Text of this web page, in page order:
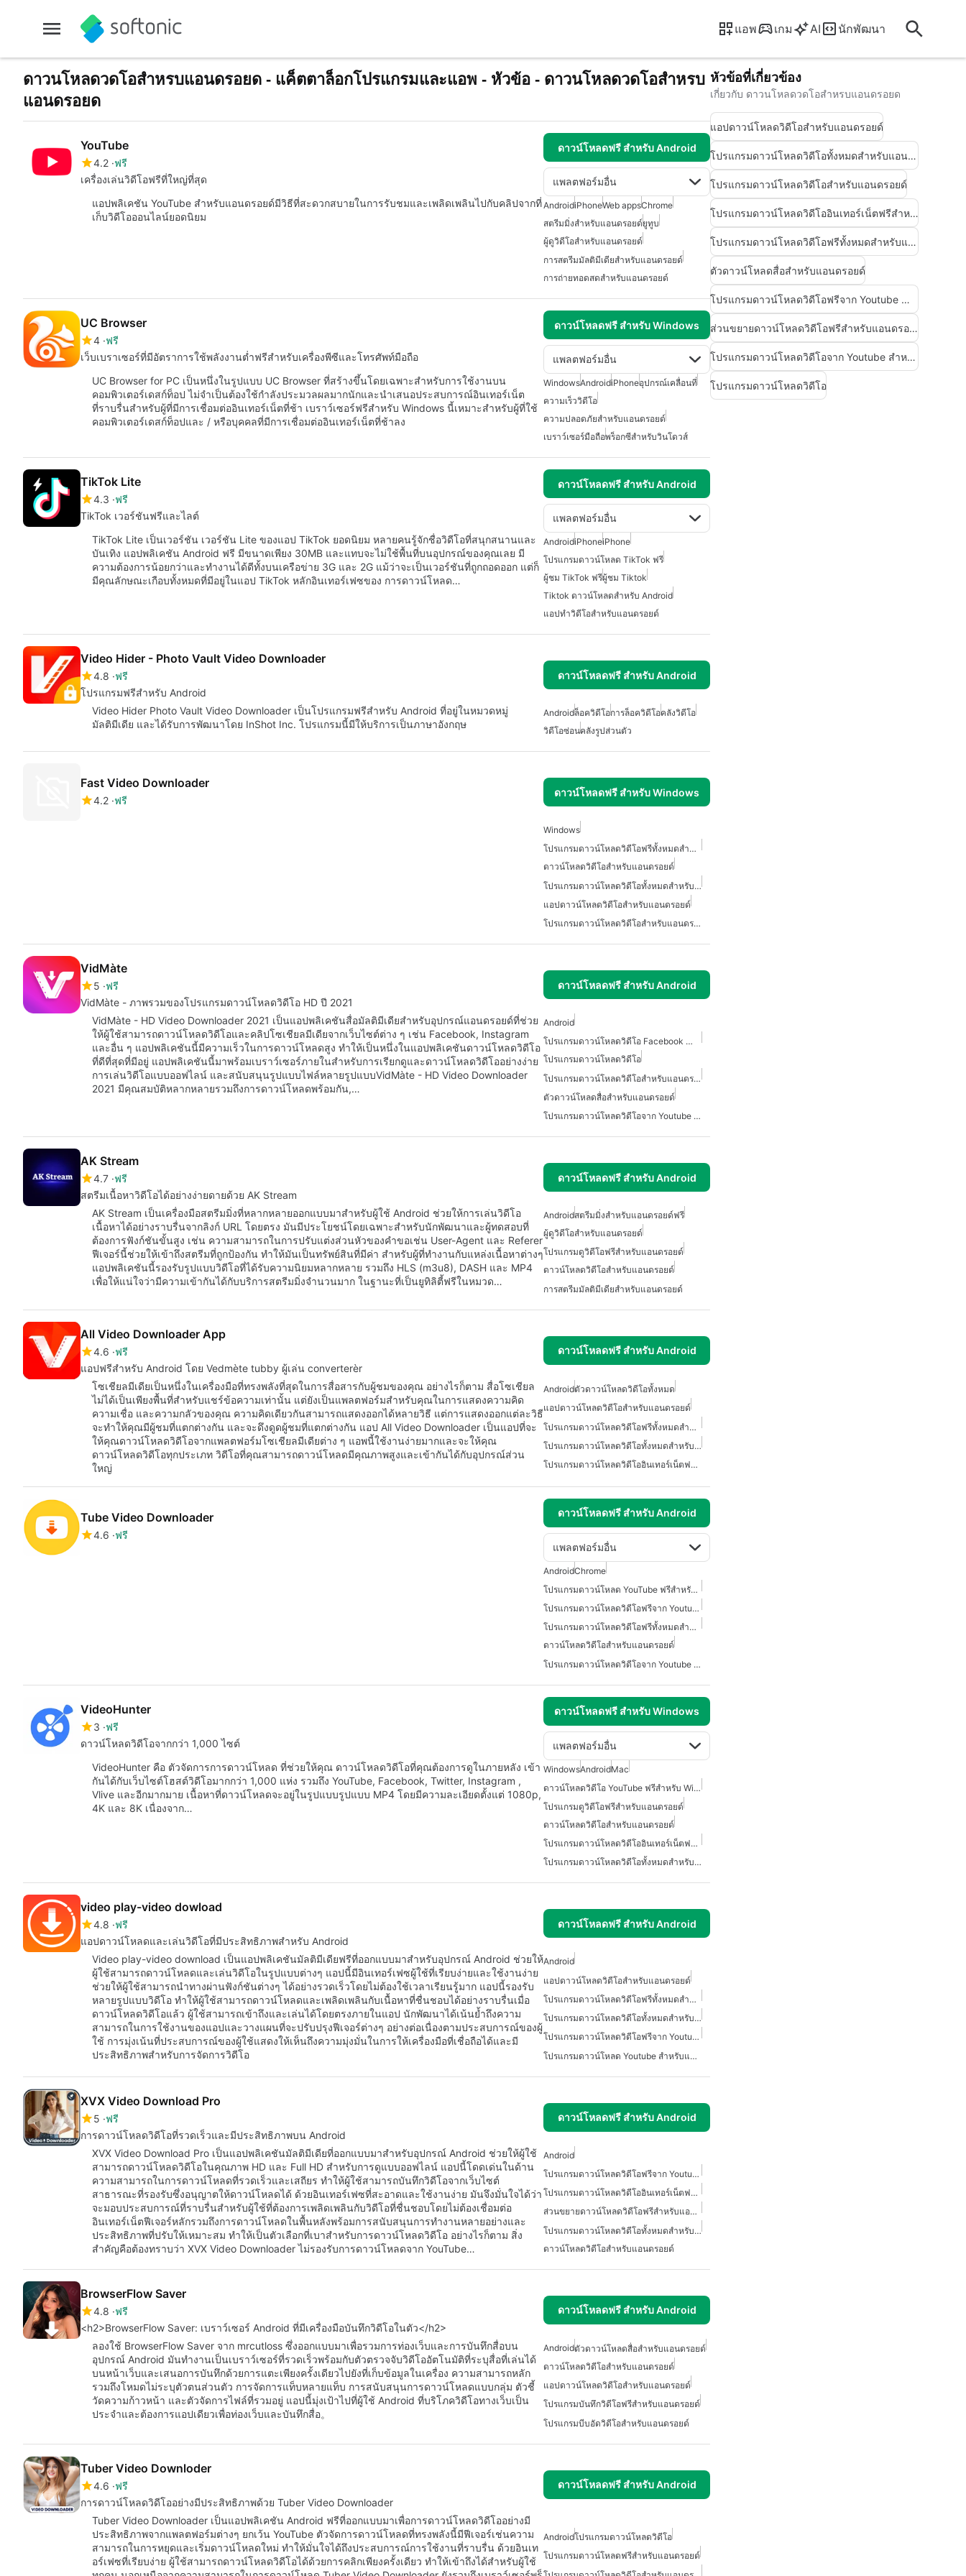
แอพ เกม AI นักพัฒนา
ดาวนโหลดวดโอสำหรบแอนดรอยด - แค็ตตาล็อกโปรแกรมและแอพ - หัวข้อ - ดาวนโหลดวดโอสำหรบ
แอนดรอยด
YouTube
4.2 ฟรี
เครื่องเล่นวิดีโอฟรีที่ใหญ่ที่สุด
ดาวน์โหลดฟรี สำหรับ Android
แพลตฟอร์มอื่น
แอปพลิเคชัน YouTube สำหรับแอนดรอยด์มีวิธีที่สะดวกสบายในการรับชมและเพลิดเพลินไปกับคลิปจากที่
เก็บวิดีโอออนไลน์ยอดนิยม
AndroidiPhoneWeb appsChrome
สตรีมมิ่งสำหรับแอนดรอยด์ยูทูบ
ผู้ดูวิดีโอสำหรับแอนดรอยด์
การสตรีมมัลติมีเดียสำหรับแอนดรอยด์
การถ่ายทอดสดสำหรับแอนดรอยด์
UC Browser
4 ฟรี
เว็บเบราเซอร์ที่มีอัตราการใช้พลังงานต่ำฟรีสำหรับเครื่องพีซีและโทรศัพท์มือถือ
ดาวน์โหลดฟรี สำหรับ Windows
แพลตฟอร์มอื่น
UC Browser for PC เป็นหนึ่งในรูปแบบ UC Browser ที่สร้างขึ้นโดยเฉพาะสำหรับการใช้งานบน
คอมพิวเตอร์เดสก์ท็อป ไม่จำเป็นต้องใช้กำลังประมวลผลมากนักและนำเสนอประสบการณ์อินเทอร์เน็ต
ที่ราบรื่นสำหรับผู้ที่มีการเชื่อมต่ออินเทอร์เน็ตที่ช้า เบราว์เซอร์ฟรีสำหรับ Windows นี้เหมาะสำหรับผู้ที่ใช้
คอมพิวเตอร์เดสก์ท็อปและ / หรือบุคคลที่มีการเชื่อมต่ออินเทอร์เน็ตที่ช้าลง
WindowsAndroidiPhoneอุปกรณ์เคลื่อนที่
ความเร็ววิดีโอ
ความปลอดภัยสำหรับแอนดรอยด์
เบราว์เซอร์มือถือพร็อกซีสำหรับวินโดวส์
TikTok Lite
4.3 ฟรี
TikTok เวอร์ชันฟรีและไลต์
ดาวน์โหลดฟรี สำหรับ Android
แพลตฟอร์มอื่น
TikTok Lite เป็นเวอร์ชัน เวอร์ชัน Lite ของแอป TikTok ยอดนิยม หลายคนรู้จักชื่อวิดีโอที่สนุกสนานและ
บันเทิง แอปพลิเคชัน Android ฟรี มีขนาดเพียง 30MB และแทบจะไม่ใช้พื้นที่บนอุปกรณ์ของคุณเลย มี
ความต้องการน้อยกว่าและทำงานได้ดีทั้งบนเครือข่าย 3G และ 2G แม้ว่าจะเป็นเวอร์ชันที่ถูกถอดออก แต่ก็
มีคุณลักษณะเกือบทั้งหมดที่มีอยู่ในแอป TikTok หลักอินเทอร์เฟซของ การดาวน์โหลด…
AndroidiPhoneiPhone
โปรแกรมดาวน์โหลด TikTok ฟรี
ผู้ชม TikTok ฟรีผู้ชม Tiktok
Tiktok ดาวน์โหลดสำหรับ Android
แอปทำวิดีโอสำหรับแอนดรอยด์
Video Hider - Photo Vault Video Downloader
4.8 ฟรี
โปรแกรมฟรีสำหรับ Android
ดาวน์โหลดฟรี สำหรับ Android
Video Hider Photo Vault Video Downloader เป็นโปรแกรมฟรีสำหรับ Android ที่อยู่ในหมวดหมู่
มัลติมีเดีย และได้รับการพัฒนาโดย InShot Inc. โปรแกรมนี้มีให้บริการเป็นภาษาอังกฤษ
Androidล็อควิดีโอการล็อควิดีโอคลังวิดีโอ
วิดีโอซ่อนคลังรูปส่วนตัว
Fast Video Downloader
4.2 ฟรี
ดาวน์โหลดฟรี สำหรับ Windows
Windows
โปรแกรมดาวน์โหลดวิดีโอฟรีทั้งหมดสำหรับแอนดรอยด์
ดาวน์โหลดวิดีโอสำหรับแอนดรอยด์
โปรแกรมดาวน์โหลดวิดีโอทั้งหมดสำหรับแอนดรอยด์
แอปดาวน์โหลดวิดีโอสำหรับแอนดรอยด์
โปรแกรมดาวน์โหลดวิดีโอสำหรับแอนดรอยด์
VidMàte
5 ฟรี
VidMàte - ภาพรวมของโปรแกรมดาวน์โหลดวิดีโอ HD ปี 2021
ดาวน์โหลดฟรี สำหรับ Android
VidMàte - HD Video Downloader 2021 เป็นแอปพลิเคชันสื่อมัลติมีเดียสำหรับอุปกรณ์แอนดรอยด์ที่ช่วย
ให้ผู้ใช้สามารถดาวน์โหลดวิดีโอและคลิปโซเชียลมีเดียจากเว็บไซต์ต่าง ๆ เช่น Facebook, Instagram
และอื่น ๆ แอปพลิเคชันนี้มีความเร็วในการดาวน์โหลดสูง ทำให้เป็นหนึ่งในแอปพลิเคชันดาวน์โหลดวิดีโอ
ที่ดีที่สุดที่มีอยู่ แอปพลิเคชันนี้มาพร้อมเบราว์เซอร์ภายในสำหรับการเรียกดูและดาวน์โหลดวิดีโออย่างง่าย
การเล่นวิดีโอแบบออฟไลน์ และสนับสนุนรูปแบบไฟล์หลายรูปแบบVidMàte - HD Video Downloader
2021 มีคุณสมบัติหลากหลายรวมถึงการดาวน์โหลดพร้อมกัน,…
Android
โปรแกรมดาวน์โหลดวิดีโอ Facebook สำหรับ Android
โปรแกรมดาวน์โหลดวิดีโอ
โปรแกรมดาวน์โหลดวิดีโอสำหรับแอนดรอยด์
ตัวดาวน์โหลดสื่อสำหรับแอนดรอยด์
โปรแกรมดาวน์โหลดวิดีโอจาก Youtube สำหรับแอนดรอยด์
AK Stream
4.7 ฟรี
สตรีมเนื้อหาวิดีโอได้อย่างง่ายดายด้วย AK Stream
ดาวน์โหลดฟรี สำหรับ Android
AK Stream เป็นเครื่องมือสตรีมมิ่งที่หลากหลายออกแบบมาสำหรับผู้ใช้ Android ช่วยให้การเล่นวิดีโอ
เนื้อหาได้อย่างราบรื่นจากลิงก์ URL โดยตรง มันมีประโยชน์โดยเฉพาะสำหรับนักพัฒนาและผู้ทดสอบที่
ต้องการฟังก์ชันขั้นสูง เช่น ความสามารถในการปรับแต่งส่วนหัวของคำขอเช่น User-Agent และ Referer
ฟีเจอร์นี้ช่วยให้เข้าถึงสตรีมที่ถูกป้องกัน ทำให้มันเป็นทรัพย์สินที่มีค่า สำหรับผู้ที่ทำงานกับแหล่งเนื้อหาต่างๆ
แอปพลิเคชันนี้รองรับรูปแบบวิดีโอที่ได้รับความนิยมหลากหลาย รวมถึง HLS (m3u8), DASH และ MP4
เพื่อให้แน่ใจว่ามีความเข้ากันได้กับบริการสตรีมมิ่งจำนวนมาก ในฐานะที่เป็นยูทิลิตี้ฟรีในหมวด…
Androidสตรีมมิ่งสำหรับแอนดรอยด์ฟรี
ผู้ดูวิดีโอสำหรับแอนดรอยด์
โปรแกรมดูวิดีโอฟรีสำหรับแอนดรอยด์
ดาวน์โหลดวิดีโอสำหรับแอนดรอยด์
การสตรีมมัลติมีเดียสำหรับแอนดรอยด์
All Video Downloader App
4.6 ฟรี
แอปฟรีสำหรับ Android โดย Vedmète tubby ผู้เล่น converterèr
ดาวน์โหลดฟรี สำหรับ Android
โซเชียลมีเดียเป็นหนึ่งในเครื่องมือที่ทรงพลังที่สุดในการสื่อสารกับผู้ชมของคุณ อย่างไรก็ตาม สื่อโซเชียล
ไม่ได้เป็นเพียงพื้นที่สำหรับแชร์ข้อความเท่านั้น แต่ยังเป็นแพลตฟอร์มสำหรับคุณในการแสดงความคิด
ความเชื่อ และความกลัวของคุณ ความคิดเดียวกันสามารถแสดงออกได้หลายวิธี แต่การแสดงออกแต่ละวิธี
จะทำให้คุณมีผู้ชมที่แตกต่างกัน และจะดึงดูดผู้ชมที่แตกต่างกัน แอป All Video Downloader เป็นแอปที่จะ
ให้คุณดาวน์โหลดวิดีโอจากแพลตฟอร์มโซเชียลมีเดียต่าง ๆ แอพนี้ใช้งานง่ายมากและจะให้คุณ
ดาวน์โหลดวิดีโอทุกประเภท วิดีโอที่คุณสามารถดาวน์โหลดมีคุณภาพสูงและเข้ากันได้กับอุปกรณ์ส่วน
ใหญ่
Androidตัวดาวน์โหลดวิดีโอทั้งหมด
แอปดาวน์โหลดวิดีโอสำหรับแอนดรอยด์
โปรแกรมดาวน์โหลดวิดีโอฟรีทั้งหมดสำหรับแอนดรอยด์
โปรแกรมดาวน์โหลดวิดีโอทั้งหมดสำหรับแอนดรอยด์
โปรแกรมดาวน์โหลดวิดีโออินเทอร์เน็ตฟรีสำหรับแอนดรอยด์
Tube Video Downloader
4.6 ฟรี
ดาวน์โหลดฟรี สำหรับ Android
แพลตฟอร์มอื่น
AndroidChrome
โปรแกรมดาวน์โหลด YouTube ฟรีสำหรับ Android
โปรแกรมดาวน์โหลดวิดีโอฟรีจาก Youtube สำหรับแอนดรอยด์
โปรแกรมดาวน์โหลดวิดีโอฟรีทั้งหมดสำหรับแอนดรอยด์
ดาวน์โหลดวิดีโอสำหรับแอนดรอยด์
โปรแกรมดาวน์โหลดวิดีโอจาก Youtube สำหรับแอนดรอยด์
VideoHunter
3 ฟรี
ดาวน์โหลดวิดีโอจากกว่า 1,000 ไซต์
ดาวน์โหลดฟรี สำหรับ Windows
แพลตฟอร์มอื่น
VideoHunter คือ ตัวจัดการการดาวน์โหลด ที่ช่วยให้คุณ ดาวน์โหลดวิดีโอที่คุณต้องการดูในภายหลัง เข้า
กันได้กับเว็บไซต์โฮสต์วิดีโอมากกว่า 1,000 แห่ง รวมถึง YouTube, Facebook, Twitter, Instagram ,
Vlive และอีกมากมาย เนื้อหาที่ดาวน์โหลดจะอยู่ในรูปแบบรูปแบบ MP4 โดยมีความละเอียดตั้งแต่ 1080p,
4K และ 8K เนื่องจาก…
WindowsAndroidMac
ดาวน์โหลดวิดีโอ YouTube ฟรีสำหรับ Windows 10
โปรแกรมดูวิดีโอฟรีสำหรับแอนดรอยด์
ดาวน์โหลดวิดีโอสำหรับแอนดรอยด์
โปรแกรมดาวน์โหลดวิดีโออินเทอร์เน็ตฟรีสำหรับแอนดรอยด์
โปรแกรมดาวน์โหลดวิดีโอทั้งหมดสำหรับแอนดรอยด์
video play-video dowload
4.8 ฟรี
แอปดาวน์โหลดและเล่นวิดีโอที่มีประสิทธิภาพสำหรับ Android
ดาวน์โหลดฟรี สำหรับ Android
Video play-video download เป็นแอปพลิเคชันมัลติมีเดียฟรีที่ออกแบบมาสำหรับอุปกรณ์ Android ช่วยให้
ผู้ใช้สามารถดาวน์โหลดและเล่นวิดีโอในรูปแบบต่างๆ แอปนี้มีอินเทอร์เฟซผู้ใช้ที่เรียบง่ายและใช้งานง่าย
ช่วยให้ผู้ใช้สามารถนำทางผ่านฟังก์ชันต่างๆ ได้อย่างรวดเร็วโดยไม่ต้องใช้เวลาเรียนรู้มาก แอปนี้รองรับ
หลายรูปแบบวิดีโอ ทำให้ผู้ใช้สามารถดาวน์โหลดและเพลิดเพลินกับเนื้อหาที่ชื่นชอบได้อย่างราบรื่นเมื่อ
ดาวน์โหลดวิดีโอแล้ว ผู้ใช้สามารถเข้าถึงและเล่นได้โดยตรงภายในแอป นักพัฒนาได้เน้นย้ำถึงความ
สามารถในการใช้งานของแอปและวางแผนที่จะปรับปรุงฟีเจอร์ต่างๆ อย่างต่อเนื่องตามประสบการณ์ของผู้
ใช้ การมุ่งเน้นที่ประสบการณ์ของผู้ใช้แสดงให้เห็นถึงความมุ่งมั่นในการให้เครื่องมือที่เชื่อถือได้และมี
ประสิทธิภาพสำหรับการจัดการวิดีโอ
Android
แอปดาวน์โหลดวิดีโอสำหรับแอนดรอยด์
โปรแกรมดาวน์โหลดวิดีโอฟรีทั้งหมดสำหรับแอนดรอยด์
โปรแกรมดาวน์โหลดวิดีโอทั้งหมดสำหรับแอนดรอยด์
โปรแกรมดาวน์โหลดวิดีโอฟรีจาก Youtube สำหรับแอนดรอยด์
โปรแกรมดาวน์โหลด Youtube สำหรับแอนดรอยด์
XVX Video Download Pro
5 ฟรี
การดาวน์โหลดวิดีโอที่รวดเร็วและมีประสิทธิภาพบน Android
ดาวน์โหลดฟรี สำหรับ Android
XVX Video Download Pro เป็นแอปพลิเคชันมัลติมีเดียที่ออกแบบมาสำหรับอุปกรณ์ Android ช่วยให้ผู้ใช้
สามารถดาวน์โหลดวิดีโอในคุณภาพ HD และ Full HD สำหรับการดูแบบออฟไลน์ แอปนี้โดดเด่นในด้าน
ความสามารถในการดาวน์โหลดที่รวดเร็วและเสถียร ทำให้ผู้ใช้สามารถบันทึกวิดีโอจากเว็บไซต์
สาธารณะที่รองรับซึ่งอนุญาตให้ดาวน์โหลดได้ ด้วยอินเทอร์เฟซที่สะอาดและใช้งานง่าย มันจึงมั่นใจได้ว่า
จะมอบประสบการณ์ที่ราบรื่นสำหรับผู้ใช้ที่ต้องการเพลิดเพลินกับวิดีโอที่ชื่นชอบโดยไม่ต้องเชื่อมต่อ
อินเทอร์เน็ตฟีเจอร์หลักรวมถึงการดาวน์โหลดในพื้นหลังพร้อมการสนับสนุนการทำงานหลายอย่างและ
ประสิทธิภาพที่ปรับให้เหมาะสม ทำให้เป็นตัวเลือกที่เบาสำหรับการดาวน์โหลดวิดีโอ อย่างไรก็ตาม สิ่ง
สำคัญคือต้องทราบว่า XVX Video Downloader ไม่รองรับการดาวน์โหลดจาก YouTube…
Android
โปรแกรมดาวน์โหลดวิดีโอฟรีจาก Youtube สำหรับแอนดรอยด์
โปรแกรมดาวน์โหลดวิดีโออินเทอร์เน็ตฟรีสำหรับแอนดรอยด์
ส่วนขยายดาวน์โหลดวิดีโอฟรีสำหรับแอนดรอยด์
โปรแกรมดาวน์โหลดวิดีโอทั้งหมดสำหรับแอนดรอยด์
ดาวน์โหลดวิดีโอสำหรับแอนดรอยด์
BrowserFlow Saver
4.8 ฟรี
<h2>BrowserFlow Saver: เบราว์เซอร์ Android ที่มีเครื่องมือบันทึกวิดีโอในตัว</h2>
ดาวน์โหลดฟรี สำหรับ Android
ลองใช้ BrowserFlow Saver จาก mrcutloss ซึ่งออกแบบมาเพื่อรวมการท่องเว็บและการบันทึกสื่อบน
อุปกรณ์ Android มันทำงานเป็นเบราว์เซอร์ที่รวดเร็วพร้อมกับตัวตรวจจับวิดีโออัตโนมัติที่ระบุสื่อที่เล่นได้
บนหน้าเว็บและเสนอการบันทึกด้วยการแตะเพียงครั้งเดียวไปยังที่เก็บข้อมูลในเครื่อง ความสามารถหลัก
รวมถึงโหมดไม่ระบุตัวตนส่วนตัว การจัดการแท็บหลายแท็บ การสนับสนุนการดาวน์โหลดแบบกลุ่ม ตัวชี้
วัดความก้าวหน้า และตัวจัดการไฟล์ที่รวมอยู่ แอปนี้มุ่งเป้าไปที่ผู้ใช้ Android ที่บริโภควิดีโอทางเว็บเป็น
ประจำและต้องการแอปเดียวเพื่อท่องเว็บและบันทึกสื่อ。
Androidตัวดาวน์โหลดสื่อสำหรับแอนดรอยด์
ดาวน์โหลดวิดีโอสำหรับแอนดรอยด์
แอปดาวน์โหลดวิดีโอสำหรับแอนดรอยด์
โปรแกรมบันทึกวิดีโอฟรีสำหรับแอนดรอยด์
โปรแกรมบีบอัดวิดีโอสำหรับแอนดรอยด์
Tuber Video Downloder
4.6 ฟรี
การดาวน์โหลดวิดีโออย่างมีประสิทธิภาพด้วย Tuber Video Downloader
ดาวน์โหลดฟรี สำหรับ Android
Tuber Video Downloader เป็นแอปพลิเคชัน Android ฟรีที่ออกแบบมาเพื่อการดาวน์โหลดวิดีโออย่างมี
ประสิทธิภาพจากแพลตฟอร์มต่างๆ ยกเว้น YouTube ตัวจัดการดาวน์โหลดที่ทรงพลังนี้มีฟีเจอร์เช่นความ
สามารถในการหยุดและเริ่มดาวน์โหลดใหม่ ทำให้มั่นใจได้ถึงประสบการณ์การใช้งานที่ราบรื่น ด้วยอินเท
อร์เฟซที่เรียบง่าย ผู้ใช้สามารถดาวน์โหลดวิดีโอได้ด้วยการคลิกเพียงครั้งเดียว ทำให้เข้าถึงได้สำหรับผู้ใช้
Androidโปรแกรมดาวน์โหลดวิดีโอ
โปรแกรมดาวน์โหลดฟรีสำหรับแอนดรอยด์
หัวข้อที่เกี่ยวข้อง
เกี่ยวกับ ดาวนโหลดวดโอสำหรบแอนดรอยด
แอปดาวน์โหลดวิดีโอสำหรับแอนดรอยด์
โปรแกรมดาวน์โหลดวิดีโอทั้งหมดสำหรับแอนดรอยด์
โปรแกรมดาวน์โหลดวิดีโอสำหรับแอนดรอยด์
โปรแกรมดาวน์โหลดวิดีโออินเทอร์เน็ตฟรีสำหรับแอนดรอยด์
โปรแกรมดาวน์โหลดวิดีโอฟรีทั้งหมดสำหรับแอนดรอยด์
ตัวดาวน์โหลดสื่อสำหรับแอนดรอยด์
โปรแกรมดาวน์โหลดวิดีโอฟรีจาก Youtube สำหรับแอนดรอยด์
ส่วนขยายดาวน์โหลดวิดีโอฟรีสำหรับแอนดรอยด์
โปรแกรมดาวน์โหลดวิดีโอจาก Youtube สำหรับแอนดรอยด์
โปรแกรมดาวน์โหลดวิดีโอ